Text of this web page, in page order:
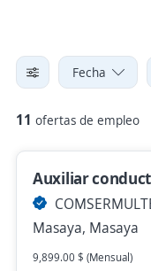
Fecha
11 ofertas de empleo
Auxiliar
Masaya, Masaya
9,899.00 $ (Mensual)